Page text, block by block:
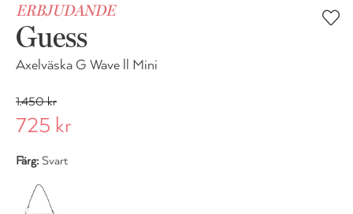
ERBJUDANDE
Guess
Axelväska G Wave ll Mini
1.450 kr
725 kr
Färg: Svart